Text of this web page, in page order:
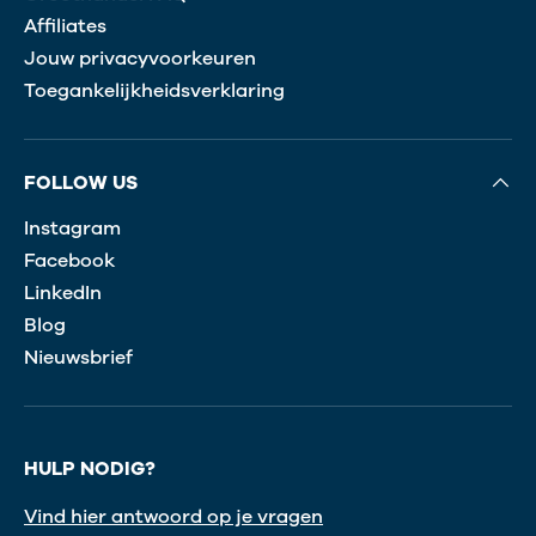
Affiliates
Jouw privacyvoorkeuren
Toegankelijkheidsverklaring
FOLLOW US
Instagram
Facebook
LinkedIn
Blog
Nieuwsbrief
HULP NODIG?
Vind hier antwoord op je vragen